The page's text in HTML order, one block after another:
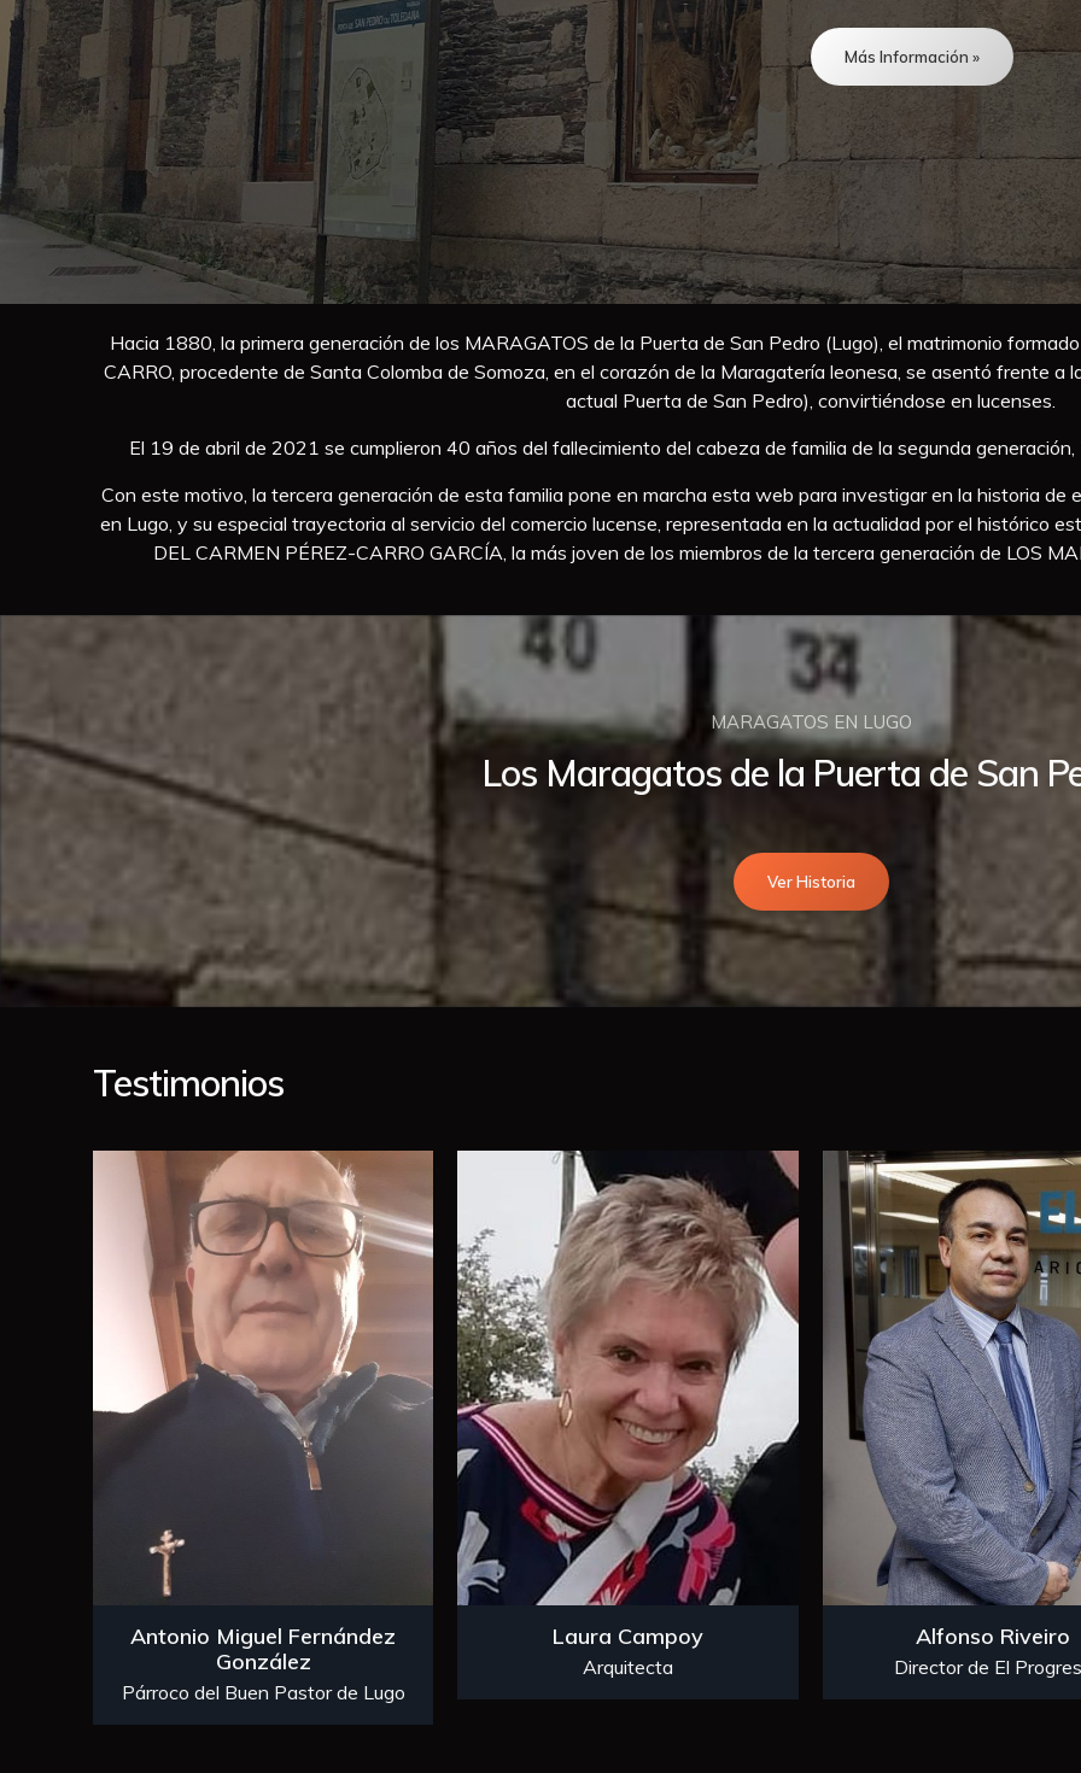
Más Información »
Hacia 1880, la primera generación de los MARAGATOS de la Puerta de San Pedro (Lugo), el matrimonio
CARRO, procedente de Santa Colomba de Somoza, en el corazón de la Maragatería leonesa, se asentó frente a
actual Puerta de San Pedro), convirtiéndose en lucenses.
El 19 de abril de 2021 se cumplieron 40 años del fallecimiento del cabeza de familia de la segunda
Con este motivo, la tercera generación de esta familia pone en marcha esta web para investigar en la historia de
en Lugo, y su especial trayectoria al servicio del comercio lucense, representada en la actualidad por el histórico
DEL CARMEN PÉREZ-CARRO GARCÍA, la más joven de los miembros de la tercera generación de LOS
MARAGATOS EN LUGO
Los Maragatos de la Puerta de San
Ver Historia
Testimonios
Antonio Miguel Fernández
González
Párroco del Buen Pastor de Lugo
Laura Campoy
Arquitecta
Alfonso Riveiro
Director de El